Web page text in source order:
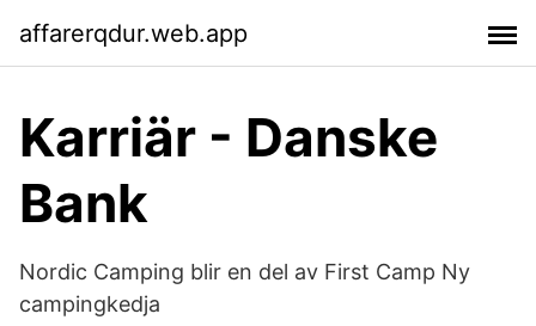
affarerqdur.web.app
Karriär - Danske
Bank
Nordic Camping blir en del av First Camp Ny
campingkedja